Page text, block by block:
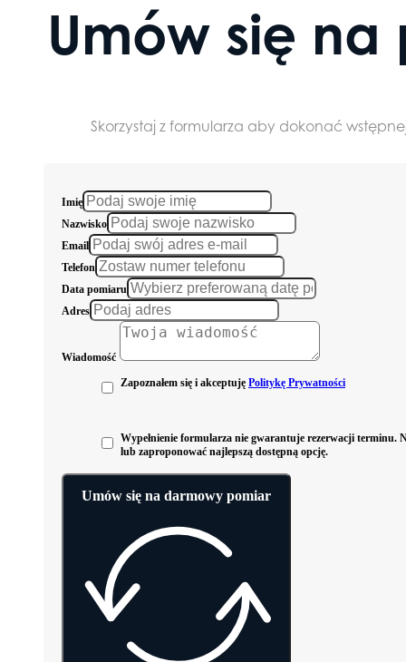
Umów się na
Skorzystaj z formularza aby dokonać
Imię
Nazwisko
Email
Telefon
Data pomiaru
Adres
Wiadomość
Zapoznałem się i akceptuję Politykę Prywatności
Wypełnienie formularza nie gwarantuje rezerwacji terminu.
lub zaproponować najlepszą dostępną opcję.
Umów się na darmowy pomiar